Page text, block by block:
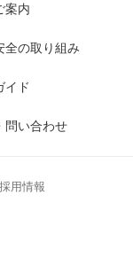
案内
全の取り組み
イド
問い合わせ
採用情報